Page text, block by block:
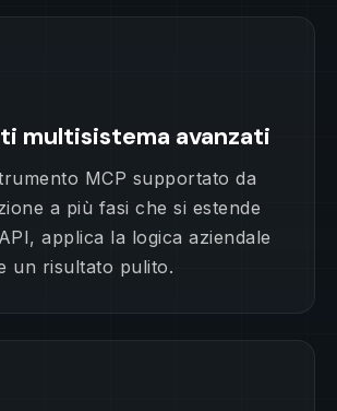
multisistema avanzati
MCP supportato da
a più fasi che si estende
applica la logica aziendale
un risultato pulito.